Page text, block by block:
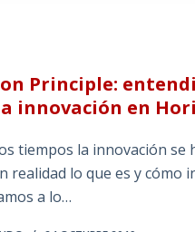
Principle:
innovación en
tiempos la innovación
realidad lo que es y cómo
a lo…